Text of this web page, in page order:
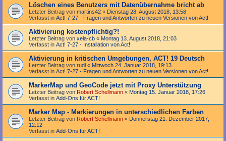
Löschen eines Benutzers mit Datenübernahme bricht ab
Letzter Beitrag von martins42 « Dienstag 28. August 2018, 13:58
Verfasst in Act! 7-27 - Fragen und Antworten zu neuen Versionen von Act!
Aktivierung kostenpflichtig?!
Letzter Beitrag von xela-cb « Montag 13. August 2018, 21:03
Verfasst in Act! 7-27 - Installation von Act!
Aktivierung in kritischen Umgebungen, ACT! 19 Deutsch
Letzter Beitrag von rudi « Mittwoch 24. Januar 2018, 19:13
Verfasst in Act! 7-27 - Fragen und Antworten zu neuen Versionen von Act!
MarkerMap und GeoCode jetzt mit Proxy Unterstützung
Letzter Beitrag von Robert Schellmann « Montag 15. Januar 2018, 17:26
Verfasst in Add-Ons für ACT!
Marker Map - Markierungen in unterschiedlichen Farben
Letzter Beitrag von Robert Schellmann « Donnerstag 21. Dezember 2017,
12:12
Verfasst in Add-Ons für ACT!